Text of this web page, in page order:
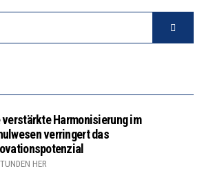
verstärkte Harmonisierung im
verringert das
HER